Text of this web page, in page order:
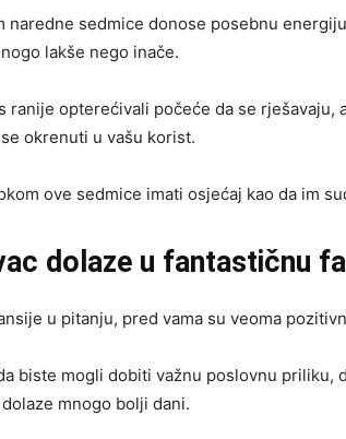
naredne sedmice donose posebnu
lakše nego inače.
ranije opterećivali počeće da se rješavaju,
okrenuti u vašu korist.
ove sedmice imati osjećaj kao da im
dolaze u fantastičnu
u pitanju, pred vama su veoma
biste mogli dobiti važnu poslovnu priliku,
mnogo bolji dani.